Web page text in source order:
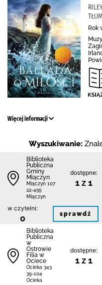
Rok
Więcej informacji
Wyszukiwanie:
Biblioteka
Publiczna
Gminy
Miączyn
Miączyn 107
22-455
Miączyn
dostępne:
1 z 1
w czytelni:
0 sprawdź
Biblioteka
Publiczna
w
Ostrowie
Filia w
Ociece
Ocieka 343
39-104
Ocieka
dostępne:
1 z 1